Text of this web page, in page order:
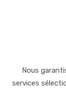
Nous
services